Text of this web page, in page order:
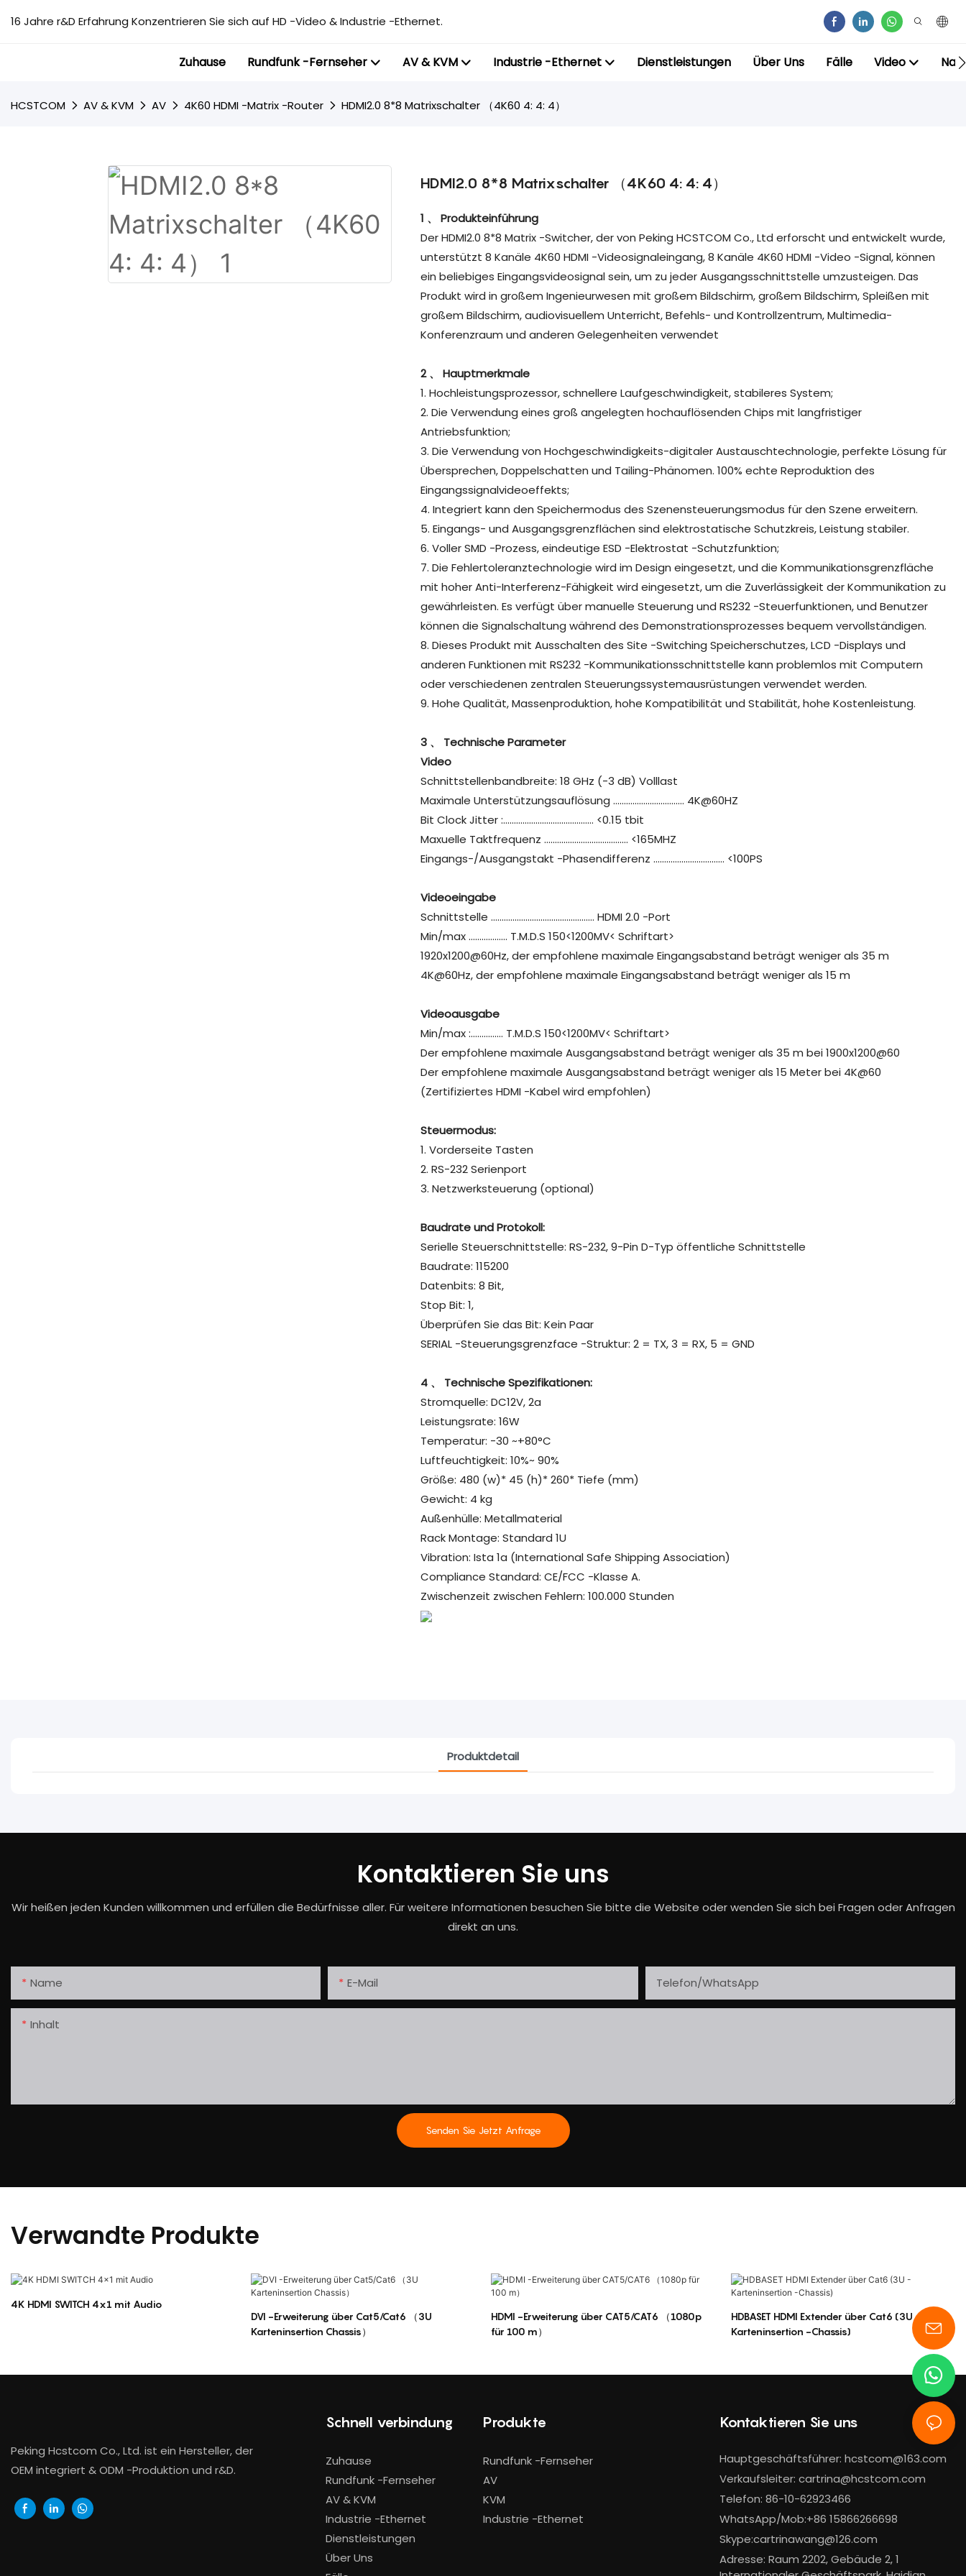
16 Jahre r&D Erfahrung Konzentrieren Sie sich auf HD -Video & Industrie -Ethernet.
Zuhause Rundfunk -Fernseher AV & KVM Industrie -Ethernet Dienstleistungen Über Uns Fälle Video
HCSTCOM AV & KVM AV 4K60 HDMI -Matrix -Router HDMI2.0 8*8 Matrixschalter （4K60 4: 4: 4）
HDMI2.0 8*8 Matrixschalter （4K60 4: 4: 4）
1 、 Produkteinführung
Der HDMI2.0 8*8 Matrix -Switcher, der von Peking HCSTCOM Co., Ltd erforscht und entwickelt wurde,
unterstützt 8 Kanäle 4K60 HDMI -Videosignaleingang, 8 Kanäle 4K60 HDMI -Video -Signal, können
ein beliebiges Eingangsvideosignal sein, um zu jeder Ausgangsschnittstelle umzusteigen. Das
Produkt wird in großem Ingenieurwesen mit großem Bildschirm, großem Bildschirm, Spleißen mit
großem Bildschirm, audiovisuellem Unterricht, Befehls- und Kontrollzentrum, Multimedia-
Konferenzraum und anderen Gelegenheiten verwendet
2 、 Hauptmerkmale
1. Hochleistungsprozessor, schnellere Laufgeschwindigkeit, stabileres System;
2. Die Verwendung eines groß angelegten hochauflösenden Chips mit langfristiger
Antriebsfunktion;
3. Die Verwendung von Hochgeschwindigkeits-digitaler Austauschtechnologie, perfekte Lösung für
Übersprechen, Doppelschatten und Tailing-Phänomen. 100% echte Reproduktion des
Eingangssignalvideoeffekts;
4. Integriert kann den Speichermodus des Szenensteuerungsmodus für den Szene erweitern.
5. Eingangs- und Ausgangsgrenzflächen sind elektrostatische Schutzkreis, Leistung stabiler.
6. Voller SMD -Prozess, eindeutige ESD -Elektrostat -Schutzfunktion;
7. Die Fehlertoleranztechnologie wird im Design eingesetzt, und die Kommunikationsgrenzfläche
mit hoher Anti-Interferenz-Fähigkeit wird eingesetzt, um die Zuverlässigkeit der Kommunikation zu
gewährleisten. Es verfügt über manuelle Steuerung und RS232 -Steuerfunktionen, und Benutzer
können die Signalschaltung während des Demonstrationsprozesses bequem vervollständigen.
8. Dieses Produkt mit Ausschalten des Site -Switching Speicherschutzes, LCD -Displays und
anderen Funktionen mit RS232 -Kommunikationsschnittstelle kann problemlos mit Computern
oder verschiedenen zentralen Steuerungssystemausrüstungen verwendet werden.
9. Hohe Qualität, Massenproduktion, hohe Kompatibilität und Stabilität, hohe Kostenleistung.
3 、 Technische Parameter
Video
Schnittstellenbandbreite: 18 GHz (-3 dB) Volllast
Maximale Unterstützungsauflösung …………………………… 4K@60HZ
Bit Clock Jitter :…………………………………… <0.15 tbit
Maxuelle Taktfrequenz ………………………………… <165MHZ
Eingangs-/Ausgangstakt -Phasendifferenz …………………………… <100PS
Videoeingabe
Schnittstelle ………………………………………… HDMI 2.0 -Port
Min/max ……………… T.M.D.S 150<1200MV< Schriftart>
1920x1200@60Hz, der empfohlene maximale Eingangsabstand beträgt weniger als 35 m
4K@60Hz, der empfohlene maximale Eingangsabstand beträgt weniger als 15 m
Videoausgabe
Min/max :…………… T.M.D.S 150<1200MV< Schriftart>
Der empfohlene maximale Ausgangsabstand beträgt weniger als 35 m bei 1900x1200@60
Der empfohlene maximale Ausgangsabstand beträgt weniger als 15 Meter bei 4K@60
(Zertifiziertes HDMI -Kabel wird empfohlen)
Steuermodus:
1. Vorderseite Tasten
2. RS-232 Serienport
3. Netzwerksteuerung (optional)
Baudrate und Protokoll:
Serielle Steuerschnittstelle: RS-232, 9-Pin D-Typ öffentliche Schnittstelle
Baudrate: 115200
Datenbits: 8 Bit,
Stop Bit: 1,
Überprüfen Sie das Bit: Kein Paar
SERIAL -Steuerungsgrenzface -Struktur: 2 = TX, 3 = RX, 5 = GND
4 、 Technische Spezifikationen:
Stromquelle: DC12V, 2a
Leistungsrate: 16W
Temperatur: -30 ~+80°C
Luftfeuchtigkeit: 10%~ 90%
Größe: 480 (w)* 45 (h)* 260* Tiefe (mm)
Gewicht: 4 kg
Außenhülle: Metallmaterial
Rack Montage: Standard 1U
Vibration: Ista 1a (International Safe Shipping Association)
Compliance Standard: CE/FCC -Klasse A.
Zwischenzeit zwischen Fehlern: 100.000 Stunden
Produktdetail
Kontaktieren Sie uns
Wir heißen jeden Kunden willkommen und erfüllen die Bedürfnisse aller. Für weitere Informationen besuchen Sie bitte die Website oder wenden Sie sich bei Fragen oder Anfragen
direkt an uns.
Name E-Mail Telefon/WhatsApp
Inhalt
Senden Sie Jetzt Anfrage
Verwandte Produkte
4K HDMI SWITCH 4x1 mit Audio
DVI -Erweiterung über Cat5/Cat6 （3U
Karteninsertion Chassis）
HDMI -Erweiterung über CAT5/CAT6 （1080p
für 100 m）
HDBASET HDMI Extender über Cat6 (3U -
Karteninsertion -Chassis)
Peking Hcstcom Co., Ltd. ist ein Hersteller, der
OEM integriert & ODM -Produktion und r&D.
Schnell verbindung
Zuhause
Rundfunk -Fernseher
AV & KVM
Industrie -Ethernet
Dienstleistungen
Über Uns
Produkte
Rundfunk -Fernseher
AV
KVM
Industrie -Ethernet
Kontaktieren Sie uns
Hauptgeschäftsführer: hcstcom@163.com
Verkaufsleiter: cartrina@hcstcom.com
Telefon: 86-10-62923466
WhatsApp/Mob:+86 15866266698
Skype:cartrinawang@126.com
Adresse: Raum 2202, Gebäude 2, 1